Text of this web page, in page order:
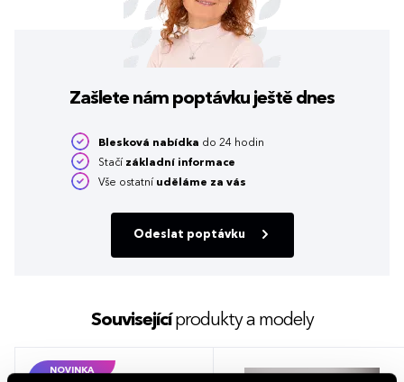
Zašlete nám poptávku ještě dnes
Blesková nabídka do 24 hodin
Stačí základní informace
Vše ostatní uděláme za vás
Odeslat poptávku
Souvisejícíprodukty a modely
NOVINKA